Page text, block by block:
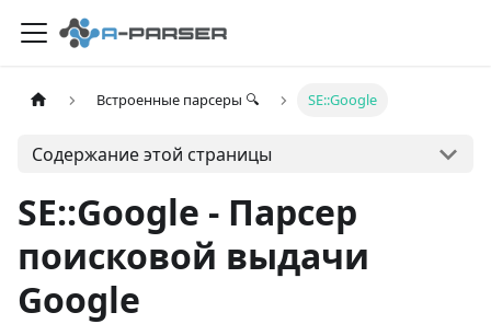
Встроенные парсеры 🔍 SE::Google
Содержание этой страницы
SE::Google - Парсер
поисковой выдачи
Google